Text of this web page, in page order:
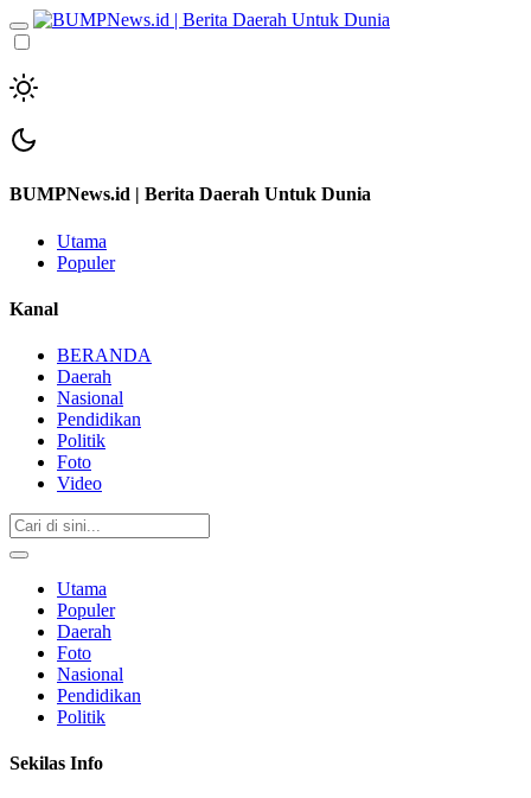
BUMPNews.id | Berita Daerah Untuk Dunia
Utama
Populer
Kanal
BERANDA
Daerah
Nasional
Pendidikan
Politik
Foto
Video
Utama
Populer
Daerah
Foto
Nasional
Pendidikan
Politik
Sekilas Info